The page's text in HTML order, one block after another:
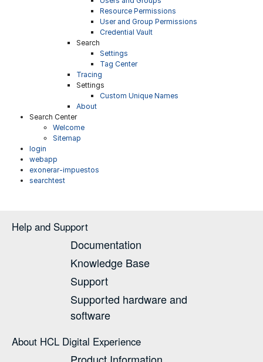
Resource Permissions
User and Group Permissions
Credential Vault
Search
Settings
Tag Center
Tracing
Settings
Custom Unique Names
About
Search Center
Welcome
Sitemap
login
webapp
exonerar-impuestos
searchtest
Help and Support
Documentation
Knowledge Base
Support
Supported hardware and
software
About HCL Digital Experience